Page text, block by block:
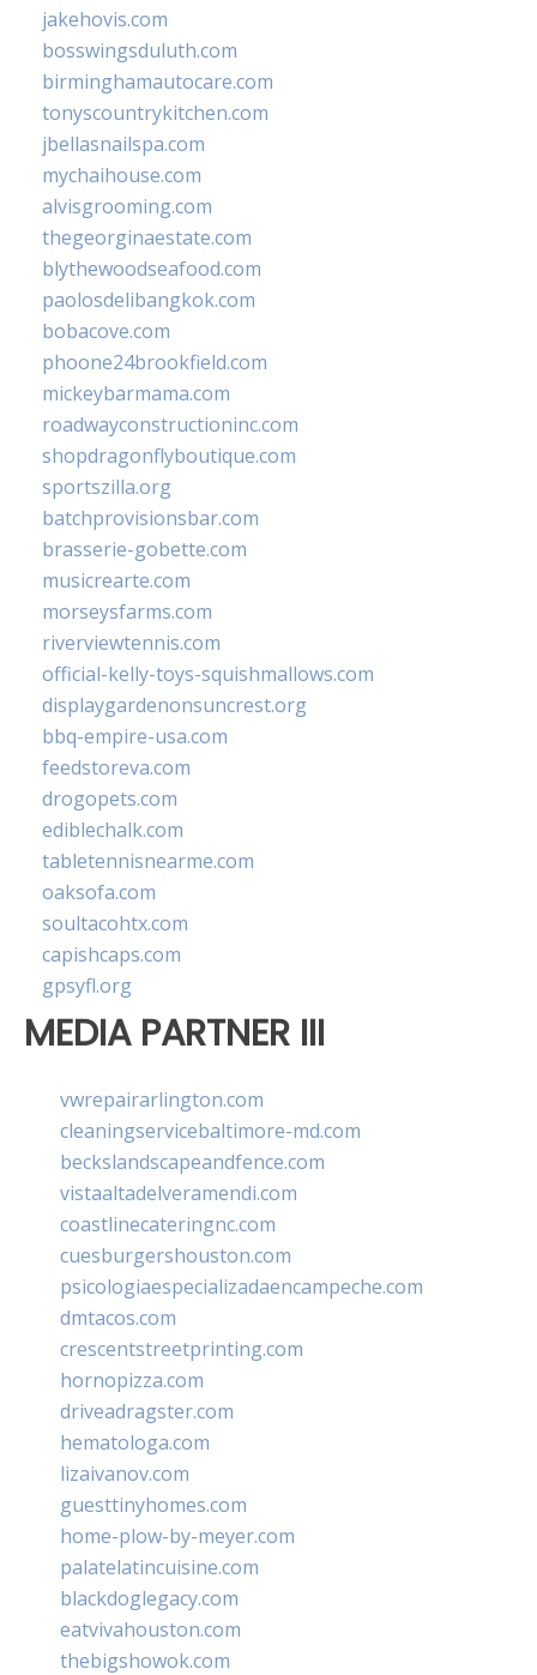
jakehovis.com
bosswingsduluth.com
birminghamautocare.com
tonyscountrykitchen.com
jbellasnailspa.com
mychaihouse.com
alvisgrooming.com
thegeorginaestate.com
blythewoodseafood.com
paolosdelibangkok.com
bobacove.com
phoone24brookfield.com
mickeybarmama.com
roadwayconstructioninc.com
shopdragonflyboutique.com
sportszilla.org
batchprovisionsbar.com
brasserie-gobette.com
musicrearte.com
morseysfarms.com
riverviewtennis.com
official-kelly-toys-squishmallows.com
displaygardenonsuncrest.org
bbq-empire-usa.com
feedstoreva.com
drogopets.com
ediblechalk.com
tabletennisnearme.com
oaksofa.com
soultacohtx.com
capishcaps.com
gpsyfl.org
MEDIA PARTNER III
vwrepairarlington.com
cleaningservicebaltimore-md.com
beckslandscapeandfence.com
vistaaltadelveramendi.com
coastlinecateringnc.com
cuesburgershouston.com
psicologiaespecializadaencampeche.com
dmtacos.com
crescentstreetprinting.com
hornopizza.com
driveadragster.com
hematologa.com
lizaivanov.com
guesttinyhomes.com
home-plow-by-meyer.com
palatelatincuisine.com
blackdoglegacy.com
eatvivahouston.com
thebigshowok.com